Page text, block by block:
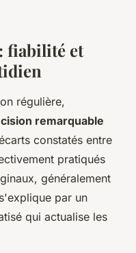
fiabilité et
régulière,
remarquable
constatés entre
pratiqués
généralement
par un
qui actualise les